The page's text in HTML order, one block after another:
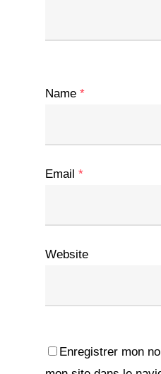
Name *
Email *
Website
Enregistrer mon